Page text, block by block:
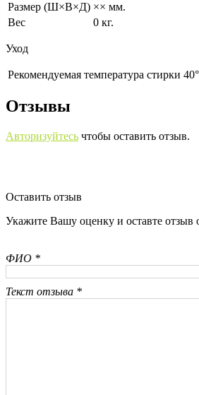
Размер (Ш×В×Д) ×× мм.
Вес
0 кг.
Уход
Рекомендуемая температура стирки
Отзывы
Авторизуйтесь чтобы оставить отзыв.
Оставить отзыв
Укажите Вашу оценку и оставте отзыв
ФИО *
Текст отзыва *